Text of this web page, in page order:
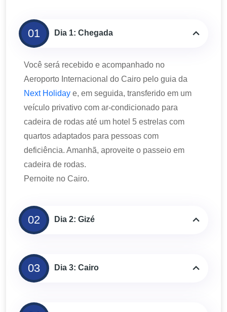
01 Dia 1: Chegada
Você será recebido e acompanhado no
Aeroporto Internacional do Cairo pelo guia da
Next Holiday e, em seguida, transferido em um
veículo privativo com ar-condicionado para
cadeira de rodas até um hotel 5 estrelas com
quartos adaptados para pessoas com
deficiência. Amanhã, aproveite o passeio em
cadeira de rodas.
Pernoite no Cairo.
02 Dia 2: Gizé
03 Dia 3: Cairo